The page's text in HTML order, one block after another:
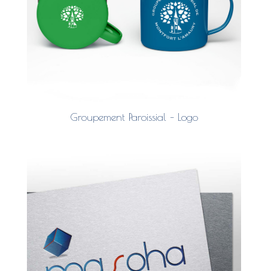
Groupement Paroissial – Logo